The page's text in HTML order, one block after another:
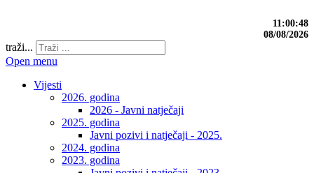
11:00:49
08/08/2026
traži...
Open menu
Vijesti
2026. godina
2026 - Javni natječaji
2025. godina
Javni pozivi i natječaji - 2025.
2024. godina
2023. godina